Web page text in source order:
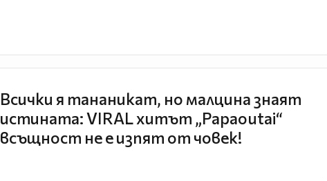
Всички я тананикат, но малцина знаят
истината: VIRAL хитът „Papaoutai“
всъщност не е изпят от човек!